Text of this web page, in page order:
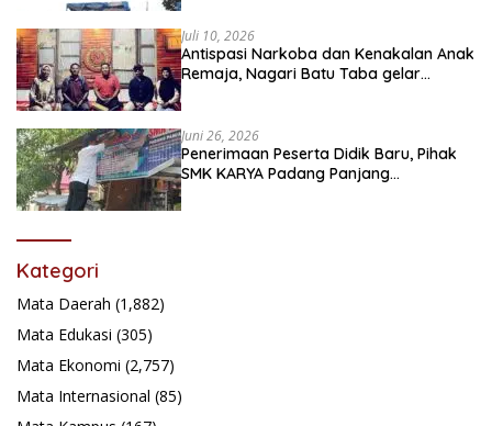
Juli 10, 2026
Antispasi Narkoba dan Kenakalan Anak
Remaja, Nagari Batu Taba gelar
Juni 26, 2026
Penerimaan Peserta Didik Baru, Pihak
SMK KARYA Padang Panjang
Kategori
Mata Daerah (1,882)
Mata Edukasi (305)
Mata Ekonomi (2,757)
Mata Internasional (85)